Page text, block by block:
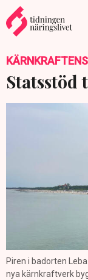
Piren i badorten
nya kärnkraftverk